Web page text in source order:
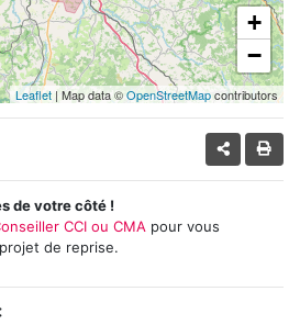
+
−
Leaflet | Map data ©OpenStreetMapcontributors
de votre côté !
CCI ou CMA pour vous
de reprise.